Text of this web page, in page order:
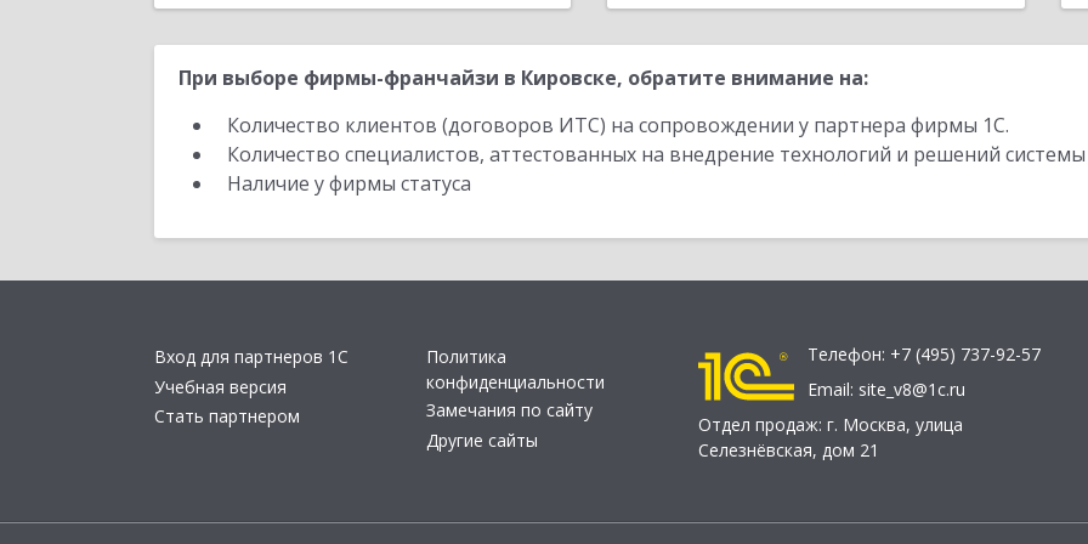
При выборе фирмы-франчайзи в Кировске, обратите внимание на:
Количество клиентов (договоров ИТС) на сопровождении у партнера фирмы 1С.
Количество специалистов, аттестованных на внедрение технологий и решений
Наличие у фирмы статуса
Вход для партнеров 1С
Учебная версия
Стать партнером
Политика
конфиденциальности
Замечания по сайту
Другие сайты
Телефон: +7 (495) 737-92-57
Email: site_v8@1c.ru
Отдел продаж: г. Москва, улица
Селезнёвская, дом 21